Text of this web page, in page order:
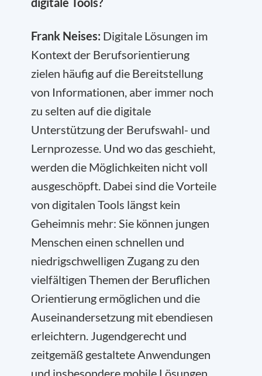
Frank Neises: Digitale Lösungen im
Kontext der Berufsorientierung
zielen häufig auf die Bereitstellung
von Informationen, aber immer noch
zu selten auf die digitale
Unterstützung der Berufswahl- und
Lernprozesse. Und wo das geschieht,
werden die Möglichkeiten nicht voll
ausgeschöpft. Dabei sind die Vorteile
von digitalen Tools längst kein
Geheimnis mehr: Sie können jungen
Menschen einen schnellen und
niedrigschwelligen Zugang zu den
vielfältigen Themen der Beruflichen
Orientierung ermöglichen und die
Auseinandersetzung mit ebendiesen
erleichtern. Jugendgerecht und
zeitgemäß gestaltete Anwendungen
und insbesondere mobile Lösungen